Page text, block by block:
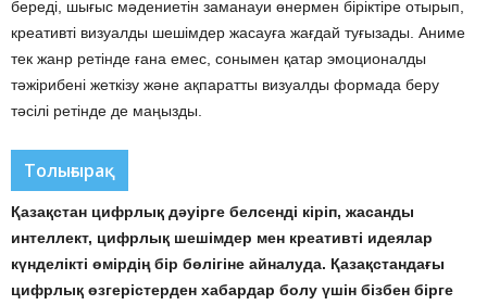
береді, шығыс мәдениетін заманауи өнермен біріктіре отырып,
креативті визуалды шешімдер жасауға жағдай туғызады. Аниме
тек жанр ретінде ғана емес, сонымен қатар эмоционалды
тәжірибені жеткізу және ақпаратты визуалды формада беру
тәсілі ретінде де маңызды.
Толығырақ
Қазақстан цифрлық дәуірге белсенді кіріп, жасанды
интеллект, цифрлық шешімдер мен креативті идеялар
күнделікті өмірдің бір бөлігіне айналуда. Қазақстандағы
цифрлық өзгерістерден хабардар болу үшін бізбен бірге